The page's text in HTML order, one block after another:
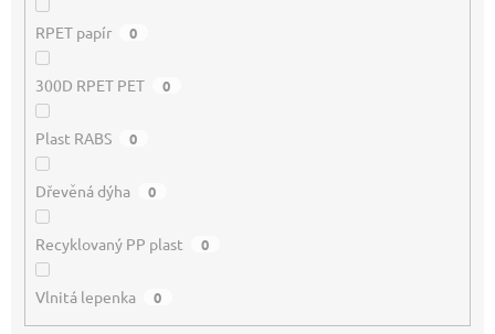
RPET papír 0
300D RPET PET 0
Plast RABS 0
Dřevěná dýha 0
Recyklovaný PP plast 0
Vlnitá lepenka 0